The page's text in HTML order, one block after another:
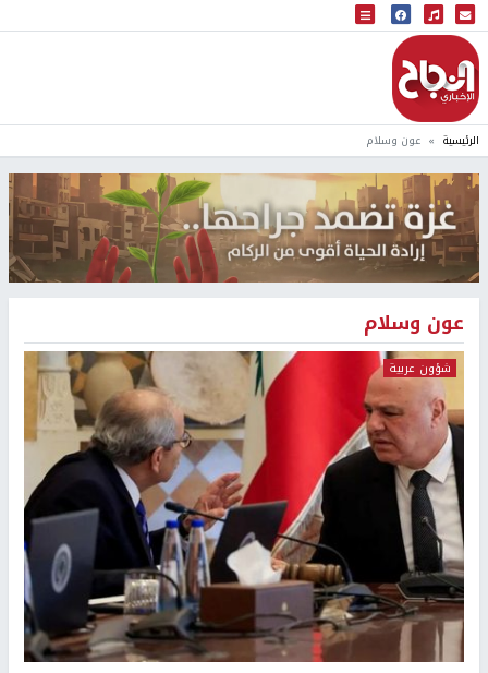
البث المباشر
إذاعة النجاح
الرئيسية عون وسلام
عون وسلام
شؤون عربية